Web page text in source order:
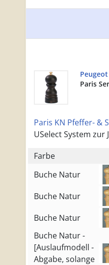
Paris
Paris KN Pfeffer- &
USelect System
Farbe
Buche Natur
Buche Natur
Buche Natur
Buche Natur -
[Auslaufmodell -
Abgabe, solange